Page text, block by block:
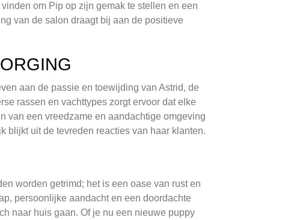
om Pip op zijn gemak te stellen en een
van de salon draagt bij aan de positieve
aan de passie en toewijding van Astrid, de
rassen en vachttypes zorgt ervoor dat elke
van een vreedzame en aandachtige omgeving
blijkt uit de tevreden reacties van haar klanten.
worden getrimd; het is een oase van rust en
persoonlijke aandacht en een doordachte
naar huis gaan. Of je nu een nieuwe puppy